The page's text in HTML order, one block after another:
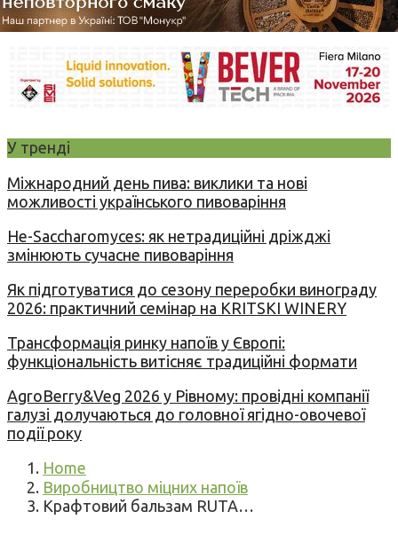
У тренді
Міжнародний день пива: виклики та нові
можливості українського пивоваріння
Не-Saccharomyces: як нетрадиційні дріжджі
змінюють сучасне пивоваріння
Як підготуватися до сезону переробки винограду
2026: практичний семінар на KRITSKI WINERY
Трансформація ринку напоїв у Європі:
функціональність витісняє традиційні формати
AgroBerry&Veg 2026 у Рівному: провідні компанії
галузі долучаються до головної ягідно-овочевої
події року
Home
Виробництво міцних напоїв
Крафтовий бальзам RUTA…